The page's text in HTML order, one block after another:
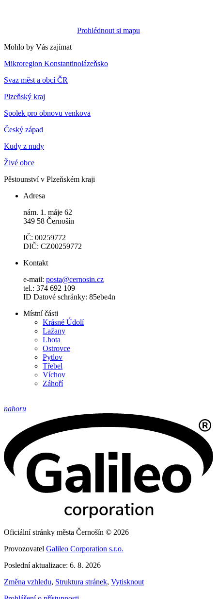
Prohlédnout si mapu
Mohlo by Vás zajímat
Mikroregion Konstantinolázeňsko
Svaz měst a obcí ČR
Plzeňský kraj
Spolek pro obnovu venkova
Český západ
Kudy z nudy
Živé obce
Pěstounství v Plzeňském kraji
Adresa
nám. 1. máje 62
349 58 Černošín
IČ: 00259772
DIČ: CZ00259772
Kontakt
e-mail: posta@cernosin.cz
tel.: 374 692 109
ID Datové schránky: 85ebe4n
Místní části
Krásné Údolí
Lažany
Lhota
Ostrovce
Pytlov
Třebel
Víchov
Záhoří
nahoru
Oficiální stránky města Černošín © 2026
Provozovatel Galileo Corporation s.r.o.
Poslední aktualizace: 6. 8. 2026
Změna vzhledu, Struktura stránek, Vytisknout